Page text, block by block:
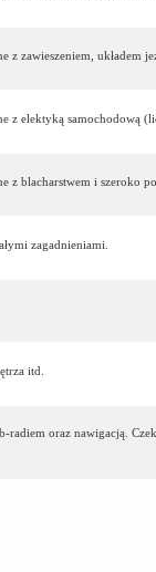
z zawieszeniem, układem
z elektyką samochodową
z blacharstwem i szeroko
zagadnieniami.
itd.
radiem oraz nawigacją.